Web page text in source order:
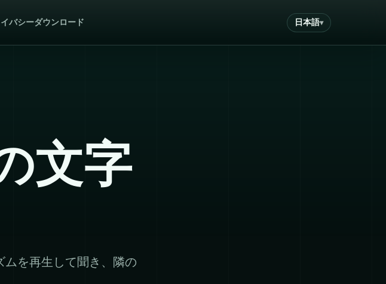
バシーダウンロード 日本語
文字
を再生して聞き、隣の